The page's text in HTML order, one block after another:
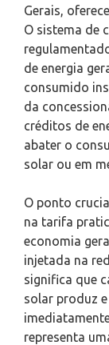
Gerais,
O sistema de
de energia
consumido
da
créditos de
abater o
solar ou em
O ponto
na tarifa
economia
injetada na
significa que
solar produz
representa